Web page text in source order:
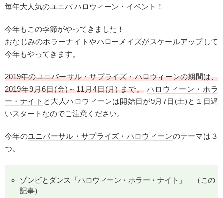
毎年大人気のユニバ ハロウィーン・イベント！
今年もこの季節がやってきました！
おなじみのホラーナイトやハローメイズがスケールアップして
今年もやってきます。
2019年のユニバーサル・サプライズ・ハロウィーンの期間は、
2019年9月6日(金)～11月4日(月) まで。 ハロウィーン・ホラ
ー・ナイト と大人ハロウィーンは開始日が9月7日(土)と１日遅
いスタートなのでご注意ください。
今年のユニバーサル・サプライズ・ハロウィーンのテーマは３
つ。
ゾンビと ダンス 「ハロウィーン・ホラー・ナイト」 （この
記事）